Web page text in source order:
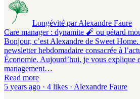
Longévité par Alexandre Faure
Care manager : dynamite 🧨 ou pétard
Bonjour, c’est Alexandre de Sweet
newsletter hebdomadaire consacrée à
Économie. Aujourd’hui, je vous explique
management…
Read more
5 years ago · 4 likes · Alexandre Faure